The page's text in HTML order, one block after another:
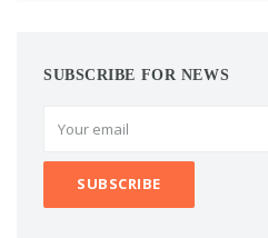
SUBSCRIBE FOR NEWS